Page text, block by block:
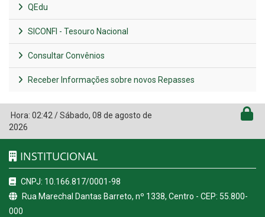
QEdu
SICONFI - Tesouro Nacional
Consultar Convênios
Receber Informações sobre novos Repasses
Hora: 02:42 /Sábado, 08 de agosto de
2026
INSTITUCIONAL
CNPJ: 10.166.817/0001-98
Rua Marechal Dantas Barreto, nº 1338, Centro - CEP: 55.800-
000